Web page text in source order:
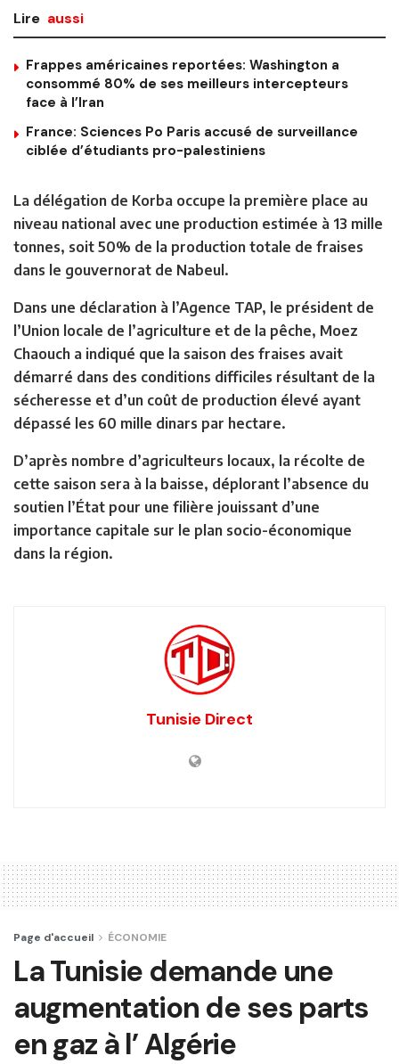
Lire aussi
Frappes américaines reportées: Washington a
consommé 80% de ses meilleurs intercepteurs
face à l’Iran
France: Sciences Po Paris accusé de surveillance
ciblée d’étudiants pro-palestiniens
La délégation de Korba occupe la première place au
niveau national avec une production estimée à 13 mille
tonnes, soit 50% de la production totale de fraises
dans le gouvernorat de Nabeul.
Dans une déclaration à l’Agence TAP, le président de
l’Union locale de l’agriculture et de la pêche, Moez
Chaouch a indiqué que la saison des fraises avait
démarré dans des conditions difficiles résultant de la
sécheresse et d’un coût de production élevé ayant
dépassé les 60 mille dinars par hectare.
D’après nombre d’agriculteurs locaux, la récolte de
cette saison sera à la baisse, déplorant l’absence du
soutien l’État pour une filière jouissant d’une
importance capitale sur le plan socio-économique
dans la région.
Tunisie Direct
Page d'accueil ÉCONOMIE
La Tunisie demande une
augmentation de ses parts
en gaz à l’ Algérie